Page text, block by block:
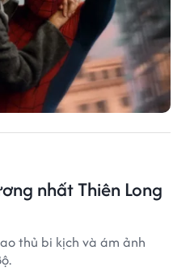
nhất Thiên Long
thủ bi kịch và ám ảnh